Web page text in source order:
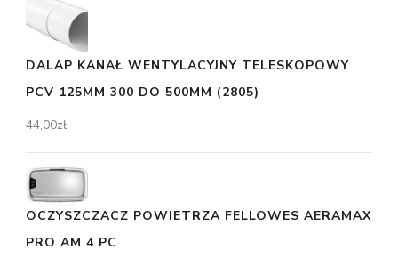
DALAP KANAŁ WENTYLACYJNY TELESKOPOWY
PCV 125MM 300 DO 500MM (2805)
44,00zł
OCZYSZCZACZ POWIETRZA FELLOWES AERAMAX
PRO AM 4 PC